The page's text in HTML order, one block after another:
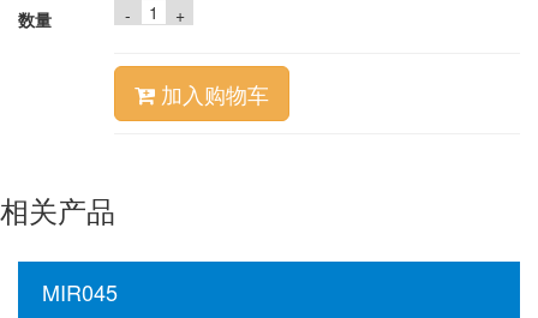
数量 - +
加入购物车
相关产品
MIR045